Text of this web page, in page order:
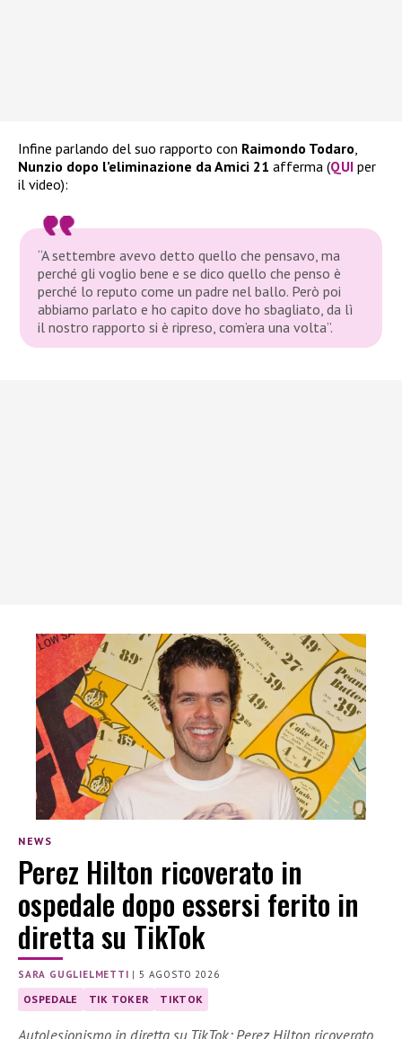
Infine parlando del suo rapporto con Raimondo Todaro
Nunzio dopo l’eliminazione da Amici 21 afferma (QUI per
il video):
“A settembre avevo detto quello che pensavo, ma
perché gli voglio bene e se dico quello che penso è
perché lo reputo come un padre nel ballo. Però poi
abbiamo parlato e ho capito dove ho sbagliato, da lì
il nostro rapporto si è ripreso, com’era una volta”.
NEWS
Perez Hilton ricoverato in
ospedale dopo essersi ferito in
diretta su TikTok
SARA GUGLIELMETTI |5 AGOSTO 2026
OSPEDALE TIK TOKER TIKTOK